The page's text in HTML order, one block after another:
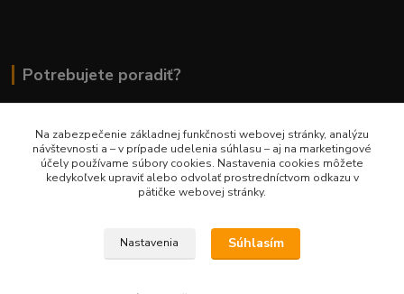
Potrebujete poradiť?
0948 236 042
info@margaretkashop.sk
Na zabezpečenie základnej funkčnosti webovej stránky, analýzu
návštevnosti a – v prípade udelenia súhlasu – aj na marketingové
účely používame súbory cookies. Nastavenia cookies môžete
kedykoľvek upraviť alebo odvolať prostredníctvom odkazu v
pätičke webovej stránky.
Nastavenia Súhlasím